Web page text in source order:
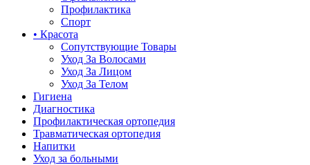
Профилактика
Спорт
• Красота
Сопутствующие Товары
Уход За Волосами
Уход За Лицом
Уход За Телом
Гигиена
Диагностика
Профилактическая ортопедия
Травматическая ортопедия
Напитки
Уход за больными